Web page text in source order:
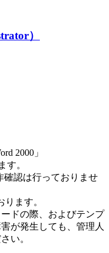
）
2000」
す。
確認は行っておりませ
ます。
ドの際、およびテンプ
が発生しても、管理人
い。